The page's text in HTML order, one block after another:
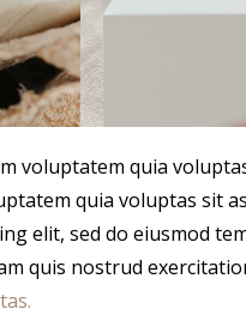
voluptatem quia
quia voluptas sit
elit, sed do eiusmod
quis nostrud